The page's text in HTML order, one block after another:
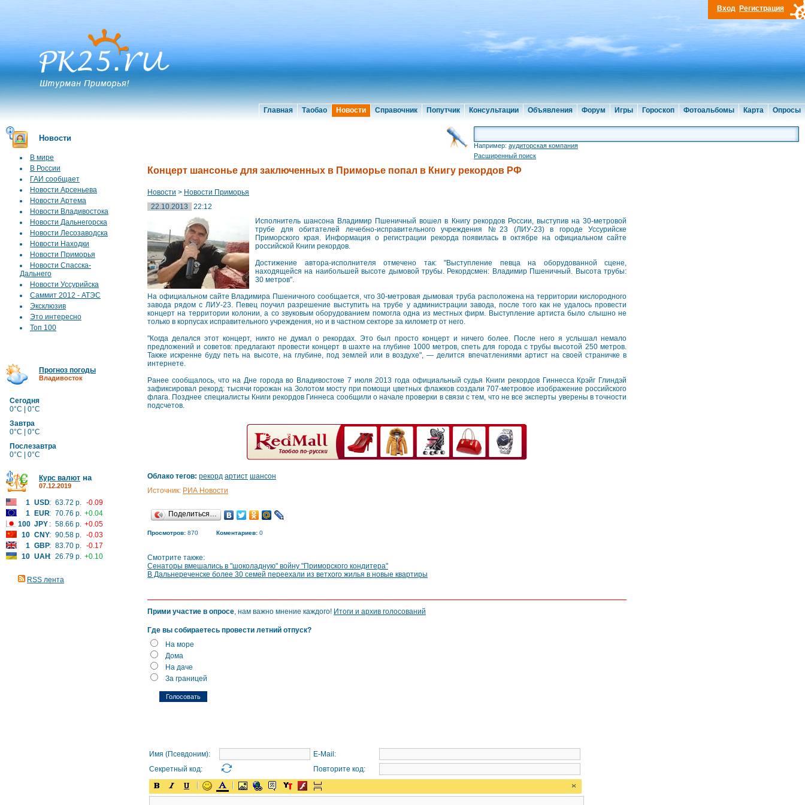
Главная Таобао Новости Справочник Попутчик Консультации Объявления Форум Игры Гороскоп Фотоальбомы Карта Опросы
Вход Регистрация
Новости
В мире
В России
ГАИ сообщает
Новости Арсеньева
Новости Артема
Новости Владивостока
Новости Дальнегорска
Новости Лесозаводска
Новости Находки
Новости Приморья
Новости Спасска-
Дальнего
Новости Уссурийска
Саммит 2012 - АТЭС
Эксклюзив
Это интересно
Топ 100
Прогноз погоды
Владивосток
Сегодня
0°C | 0°C
Завтра
0°C | 0°C
Послезавтра
0°C | 0°C
Курс валют на
07.12.2019
1 USD: 63.72 р. -0.09
1
EUR: 70.76 р. +0.04
100 JPY : 58.66 р. +0.05
10 CNY: 90.58 р. -0.03
1 GBP: 83.70 р. -0.17
10 UAH: 26.79 р. +0.10
RSS лента
Например: аудиторская компания
Расширенный поиск
Концерт шансонье для заключенных в Приморье попал в Книгу рекордов РФ
Новости > Новости Приморья
22.10.2013
22:12
Исполнитель шансона Владимир Пшеничный вошел в Книгу рекордов России, выступив на 30-метровой
трубе для обитателей лечебно-исправительного учреждения №23 (ЛИУ-23) в городе Уссурийске
Приморского края. Информация о регистрации рекорда появилась в октябре на официальном сайте
российской Книги рекордов.
Достижение автора-исполнителя отмечено так: "Выступление певца на оборудованной сцене,
находящейся на наибольшей высоте дымовой трубы. Рекордсмен: Владимир Пшеничный. Высота трубы:
30 метров".
На официальном сайте Владимира Пшеничного сообщается, что 30-метровая дымовая труба расположена на территории кислородного
завода рядом с ЛИУ-23. Певец поучил разрешение выступить на трубе у администрации завода, после того как не удалось провести
концерт на территории колонии, а со звуковым оборудованием помогла одна из местных фирм. Выступление артиста было слышно не
только в корпусах исправительного учреждения, но и в частном секторе за километр от него.
"Когда делался этот концерт, никто не думал о рекордах. Это был просто концерт и ничего более. После него я услышал немало
предложений и советов: предлагают провести концерт в шахте на глубине 1000 метров, спеть для города с трубы высотой 250 метров.
Также искренне буду петь на высоте, на глубине, под землей или в воздухе", — делится впечатлениями артист на своей страничке в
интернете.
Ранее сообщалось, что на Дне города во Владивостоке 7 июля 2013 года официальный судья Книги рекордов Гиннесса Крэйг Глиндэй
зафиксировал рекорд: тысячи горожан на Золотом мосту при помощи цветных флажков создали 707-метровое изображение российского
флага. Позднее специалисты Книги рекордов Гиннеса сообщили о начале проверки в связи с тем, что не все эксперты уверены в точности
подсчетов.
Облако тегов: рекорд артист шансон
Источник: РИА Новости
Поделиться…
Просмотров: 870 Коментариев: 0
Смотрите также:
Сенаторы вмешались в "шоколадную" войну "Приморского кондитера"
В Дальнереченске более 30 семей переехали из ветхого жилья в новые квартиры
Прими участие в опросе, нам важно мнение каждого! Итоги и архив голосований
Где вы собираетесь провести летний отпуск?
На море
Дома
На даче
За границей
Имя (Псевдоним):
E-Mail:
Секретный код:
Повторите код: